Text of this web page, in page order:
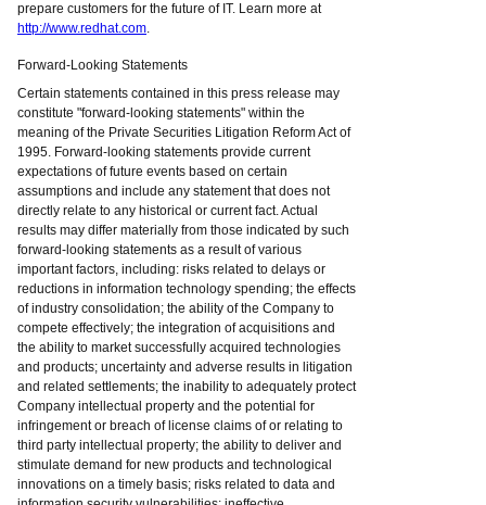
prepare customers for the future of IT. Learn more at
http://www.redhat.com.
Forward-Looking Statements
Certain statements contained in this press release may
constitute "forward-looking statements" within the
meaning of the Private Securities Litigation Reform Act of
1995. Forward-looking statements provide current
expectations of future events based on certain
assumptions and include any statement that does not
directly relate to any historical or current fact. Actual
results may differ materially from those indicated by such
forward-looking statements as a result of various
important factors, including: risks related to delays or
reductions in information technology spending; the effects
of industry consolidation; the ability of the Company to
compete effectively; the integration of acquisitions and
the ability to market successfully acquired technologies
and products; uncertainty and adverse results in litigation
and related settlements; the inability to adequately protect
Company intellectual property and the potential for
infringement or breach of license claims of or relating to
third party intellectual property; the ability to deliver and
stimulate demand for new products and technological
innovations on a timely basis; risks related to data and